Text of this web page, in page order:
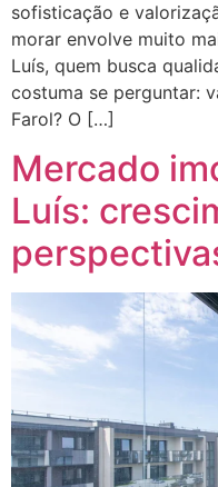
sofisticação e
morar envolve muito
Luís, quem busca
costuma se perguntar:
Farol? O […]
Mercado
Luís: